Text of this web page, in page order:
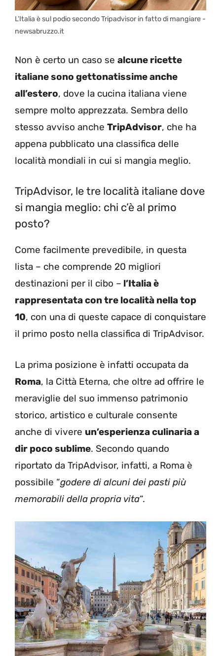
L’Italia è sul podio secondo Tripadvisor in fatto di mangiare -
newsabruzzo.it
Non è certo un caso se alcune ricette
italiane sono gettonatissime anche
all’estero, dove la cucina italiana viene
sempre molto apprezzata. Sembra dello
stesso avviso anche TripAdvisor, che ha
appena pubblicato una classifica delle
località mondiali in cui si mangia meglio.
TripAdvisor, le tre località italiane dove
si mangia meglio: chi c’è al primo
posto?
Come facilmente prevedibile, in questa
lista – che comprende 20 migliori
destinazioni per il cibo – l’Italia è
rappresentata con tre località nella top
10, con una di queste capace di conquistare
il primo posto nella classifica di TripAdvisor.
La prima posizione è infatti occupata da
Roma, la Città Eterna, che oltre ad offrire le
meraviglie del suo immenso patrimonio
storico, artistico e culturale consente
anche di vivere un’esperienza culinaria a
dir poco sublime. Secondo quando
riportato da TripAdvisor, infatti, a Roma è
possibile “godere di alcuni dei pasti più
memorabili della propria vita“.